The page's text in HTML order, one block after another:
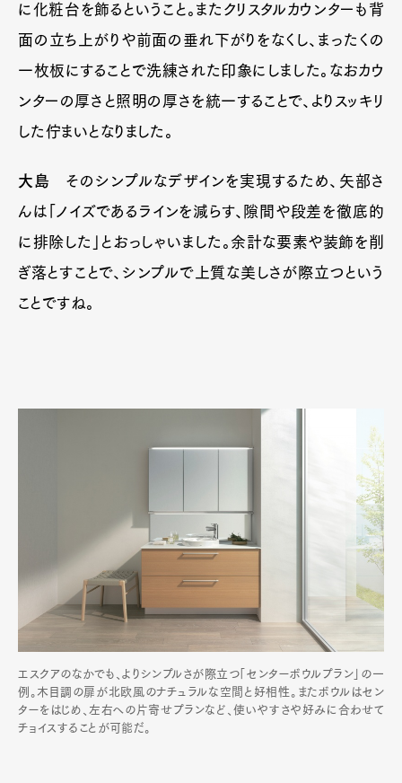
に化粧台を飾るということ。またクリスタルカウンターも背
面の立ち上がりや前面の垂れ下がりをなくし、まったくの
一枚板にすることで洗練された印象にしました。なおカウ
ンターの厚さと照明の厚さを統一することで、よりスッキリ
した佇まいとなりました。
大島そのシンプルなデザインを実現するため、矢部さ
んは「ノイズであるラインを減らす、隙間や段差を徹底的
に排除した」とおっしゃいました。余計な要素や装飾を削
ぎ落とすことで、シンプルで上質な美しさが際立つという
ことですね。
エスクアのなかでも、よりシンプルさが際立つ「センターボウルプラン」の一
例。木目調の扉が北欧風のナチュラルな空間と好相性。またボウルはセン
ターをはじめ、左右への片寄せプランなど、使いやすさや好みに合わせて
チョイスすることが可能だ。